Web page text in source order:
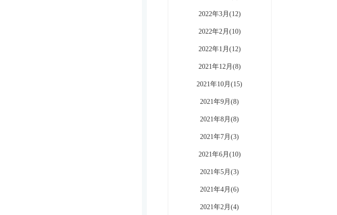
2022年3月(12)
2022年2月(10)
2022年1月(12)
2021年12月(8)
2021年10月(15)
2021年9月(8)
2021年8月(8)
2021年7月(3)
2021年6月(10)
2021年5月(3)
2021年4月(6)
2021年2月(4)